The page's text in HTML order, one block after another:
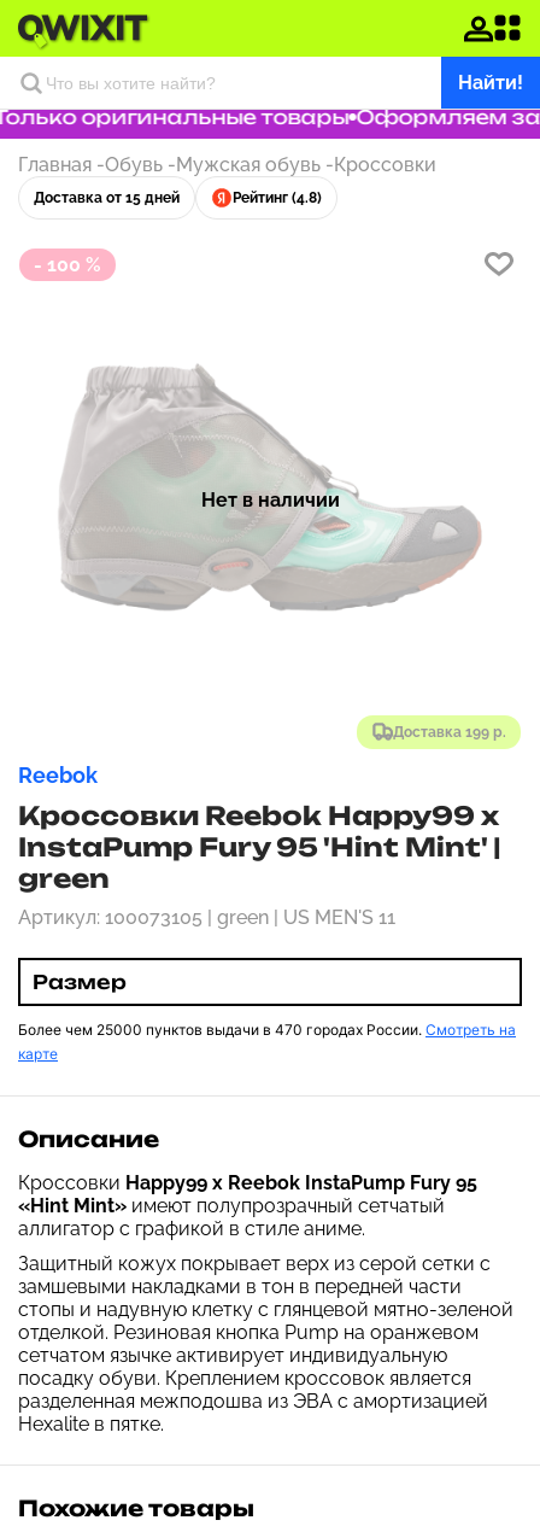
Найти!
оригинальные товары Оформляем
Главная -Обувь -Мужская обувь -Кроссовки
Доставка от 15 дней Рейтинг (4.8)
- 100 %
Доставка 199 р.
Нет в наличии
Reebok
Кроссовки Reebok Happy99 x
InstaPump Fury 95 'Hint Mint' |
green
Артикул: 100073105 | green | US MEN'S 11
Размер
Более чем 25000 пунктов выдачи в 470 городах России. Смотреть на
карте
Описание
Кроссовки Happy99 x Reebok InstaPump Fury 95
«Hint Mint» имеют полупрозрачный сетчатый
аллигатор с графикой в стиле аниме.
Защитный кожух покрывает верх из серой сетки с
замшевыми накладками в тон в передней части
стопы и надувную клетку с глянцевой мятно-зеленой
отделкой. Резиновая кнопка Pump на оранжевом
сетчатом язычке активирует индивидуальную
посадку обуви. Креплением кроссовок является
разделенная межподошва из ЭВА с амортизацией
Hexalite в пятке.
Похожие товары